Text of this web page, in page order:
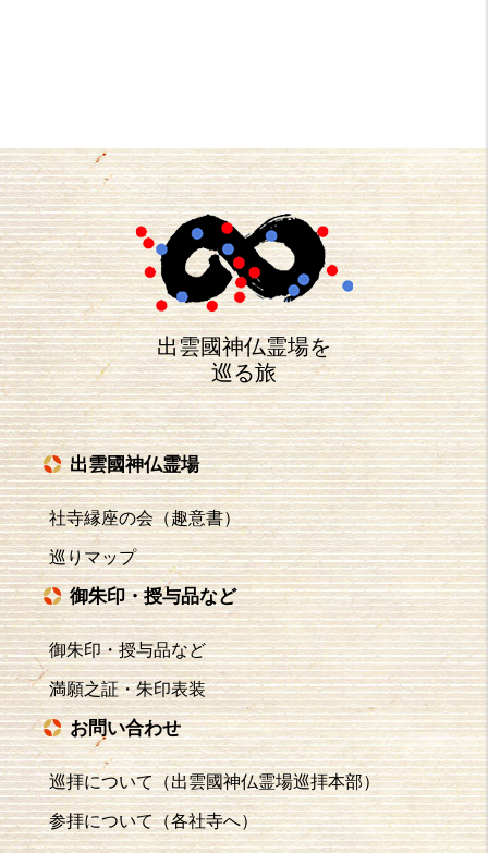
出雲國神仏霊場を
巡る旅
出雲國神仏霊場
社寺縁座の会（趣意書）
巡りマップ
御朱印・授与品など
御朱印・授与品など
満願之証・朱印表装
お問い合わせ
巡拝について（出雲國神仏霊場巡拝本部）
参拝について（各社寺へ）